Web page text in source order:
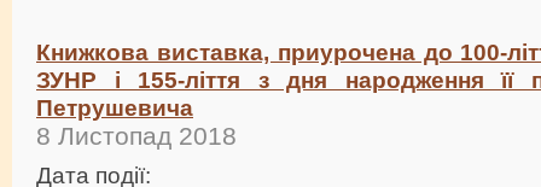
Книжкова виставка, приурочена до 100-
ЗУНР і 155-ліття з дня народження її
Петрушевича
8 Листопад 2018
Дата події: